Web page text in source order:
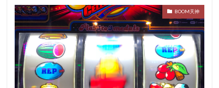
BOOM天神
ディスクアップ
ドキュン
ドンちゃん
ハイシオ
ハイパーリノ
ハッピージャグラー
スーミラ
ハナハナ ハーデス
ハーデス2
バイオ
バキュン バジリスク
バジリスク絆
バジ３
バズーカ バンバン
バンバンクロス
バーサス
パチンコ ズキュン
スロパチ取材